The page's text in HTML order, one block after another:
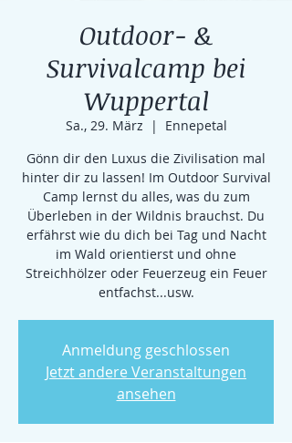
Outdoor- &
Survivalcamp bei
Wuppertal
Sa., 29. März
  |
Ennepetal
Gönn dir den Luxus die Zivilisation mal
hinter dir zu lassen! Im Outdoor Survival
Camp lernst du alles, was du zum
Überleben in der Wildnis brauchst. Du
erfährst wie du dich bei Tag und Nacht
im Wald orientierst und ohne
Streichhölzer oder Feuerzeug ein Feuer
entfachst...usw.
Anmeldung geschlossen
Jetzt andere Veranstaltungen
ansehen